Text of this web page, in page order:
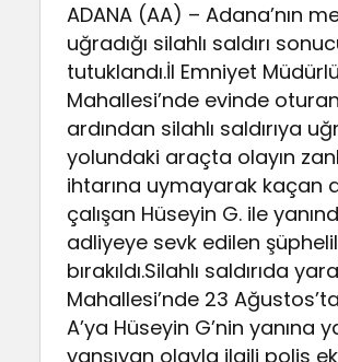
ADANA (AA) – Adana’nın
uğradığı silahlı saldırı
tutuklandı.İl Emniyet
Mahallesi’nde evinde
ardından silahlı saldırıya
yolundaki araçta olayın
ihtarına uymayarak kaçan
çalışan Hüseyin G. ile
adliyeye sevk edilen
bırakıldı.Silahlı saldırıda
Mahallesi’nde 23
A’ya Hüseyin G’nin yanına
yansıyan olayla ilgili polis